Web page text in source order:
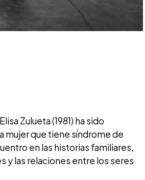
Zulueta (1981) ha sido
mujer que tiene síndrome de
en las historias familiares,
y las relaciones entre los seres